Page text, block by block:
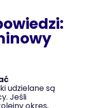
udzielane są
Jeśli